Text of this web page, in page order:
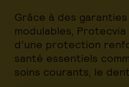
Grâce à des
modulables,
d’une protection
santé essentiels
soins courants, le